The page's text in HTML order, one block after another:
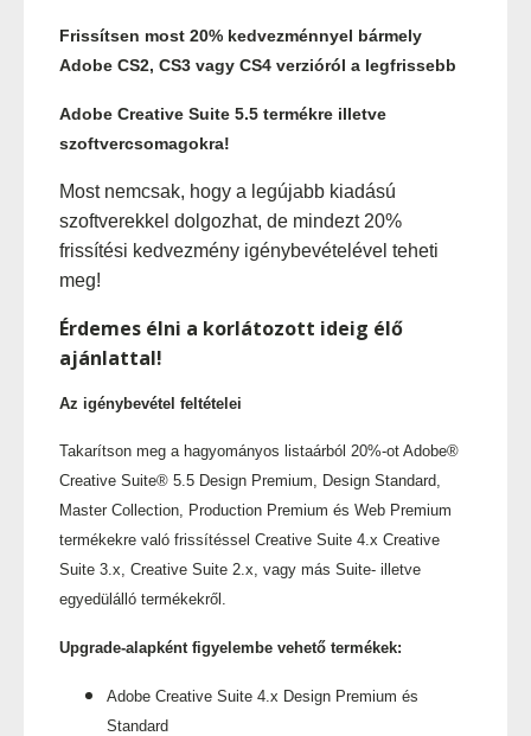
Frissítsen most 20% kedvezménnyel bármely
Adobe CS2, CS3 vagy CS4 verzióról a legfrissebb
Adobe Creative Suite 5.5 termékre illetve
szoftvercsomagokra!
Most nemcsak, hogy a legújabb kiadású
szoftverekkel dolgozhat, de mindezt 20%
frissítési kedvezmény igénybevételével teheti
meg!
Érdemes élni a korlátozott ideig élő
ajánlattal!
Az igénybevétel feltételei
Takarítson meg a hagyományos listaárból 20%-ot Adobe®
Creative Suite® 5.5 Design Premium, Design Standard,
Master Collection, Production Premium és Web Premium
termékekre való frissítéssel Creative Suite 4.x Creative
Suite 3.x, Creative Suite 2.x, vagy más Suite- illetve
egyedülálló termékekről.
Upgrade-alapként figyelembe vehető termékek:
Adobe Creative Suite 4.x Design Premium és
Standard